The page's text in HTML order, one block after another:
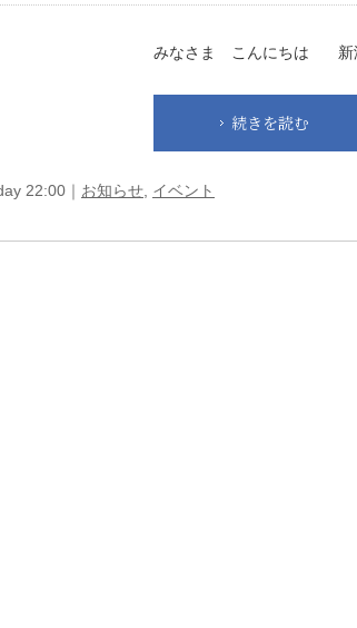
みなさま こんにちは 新潟
続きを読む
22:00｜ お知らせ イベント